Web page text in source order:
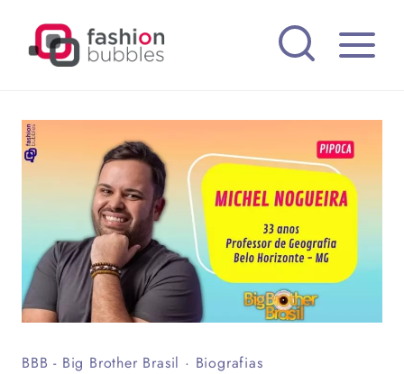
BBB - Big Brother Brasil · Biografias